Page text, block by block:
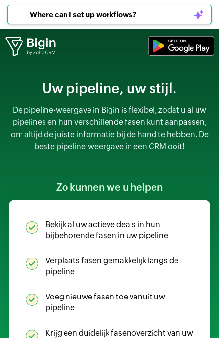
Where can I set up workflows?
Uw pipeline, uw stijl.
De pipeline-weergave in Bigin is flexibel, zodat u al uw
pipelines en hun verschillende fasen kunt aanpassen,
om altijd de juiste informatie bij de hand te hebben. De
beste pipeline-weergave in een CRM ooit!
Zo kunnen we u helpen
Bekijk al uw actieve deals in hun
bijbehorende fasen in uw pipeline
Verplaats fasen gemakkelijk langs de
pipeline
Voeg nieuwe fasen toe vanuit uw
pipeline
Krijg een duidelijk fasenoverzicht van uw